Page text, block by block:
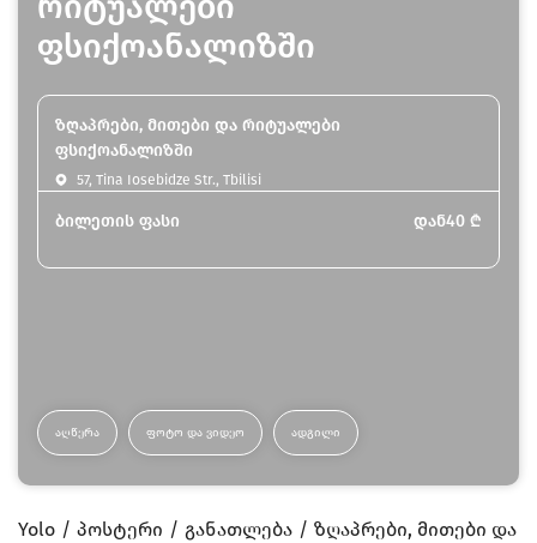
ფსიქოანალიზში
ზღაპრები, მითები და რიტუალები
ფსიქოანალიზში
57, Tina Iosebidze Str., Tbilisi
ბილეთის ფასი დან40 ₾
ᲐᲦᲬᲔᲠᲐ ᲤᲝᲢᲝ ᲓᲐ ᲕᲘᲓᲔᲝ ᲐᲓᲒᲘᲚᲘ
Yolo პოსტერი განათლება ზღაპრები, მითები და